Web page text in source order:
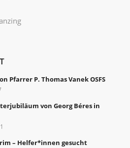
Pfarrer P. Thomas Vanek OSFS
von Georg Béres in
– Helfer*innen gesucht